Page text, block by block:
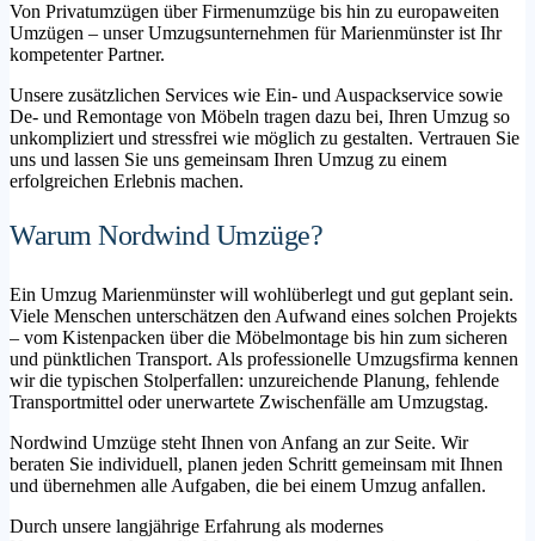
Von Privatumzügen über Firmenumzüge bis hin zu europaweiten
Umzügen – unser Umzugsunternehmen für Marienmünster ist Ihr
kompetenter Partner.
Unsere zusätzlichen Services wie Ein- und Auspackservice sowie
De- und Remontage von Möbeln tragen dazu bei, Ihren Umzug so
unkompliziert und stressfrei wie möglich zu gestalten. Vertrauen Sie
uns und lassen Sie uns gemeinsam Ihren Umzug zu einem
erfolgreichen Erlebnis machen.
Warum Nordwind Umzüge?
Ein Umzug Marienmünster will wohlüberlegt und gut geplant sein.
Viele Menschen unterschätzen den Aufwand eines solchen Projekts
– vom Kistenpacken über die Möbelmontage bis hin zum sicheren
und pünktlichen Transport. Als professionelle Umzugsfirma kennen
wir die typischen Stolperfallen: unzureichende Planung, fehlende
Transportmittel oder unerwartete Zwischenfälle am Umzugstag.
Nordwind Umzüge steht Ihnen von Anfang an zur Seite. Wir
beraten Sie individuell, planen jeden Schritt gemeinsam mit Ihnen
und übernehmen alle Aufgaben, die bei einem Umzug anfallen.
Durch unsere langjährige Erfahrung als modernes